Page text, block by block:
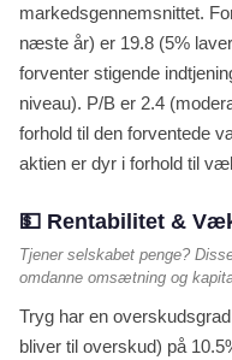
markedsgennemsnittet.
næste år) er 19.8 (5%
forventer stigende
niveau). P/B er 2.4
forhold til den forventede
aktien er dyr i forhold til
💵 Rentabilitet &
Tjener selskabet penge?
omdanne omsætning og
Tryg har en
bliver til overskud) på